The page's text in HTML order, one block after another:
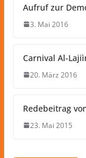
Aufruf zur
3. Mai 2016
Carnival Al-
20. März 2016
Redebeitrag
23. Mai 2015